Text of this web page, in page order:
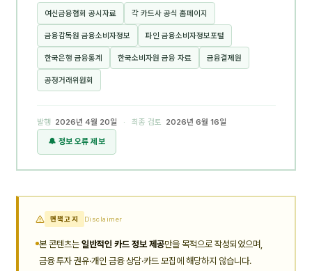
여신금융협회 공시자료 각 카드사 공식 홈페이지
금융감독원 금융소비자정보 파인 금융소비자정보포털
한국은행 금융통계 한국소비자원 금융 자료 금융결제원
공정거래위원회
발행 2026년 4월 20일 · 최종 검토 2026년 6월 16일
🔔 정보 오류 제보
면책고지 Disclaimer
본 콘텐츠는 일반적인 카드 정보 제공만을 목적으로 작성되었으며,
금융 투자 권유·개인 금융 상담·카드 모집에 해당하지 않습니다.